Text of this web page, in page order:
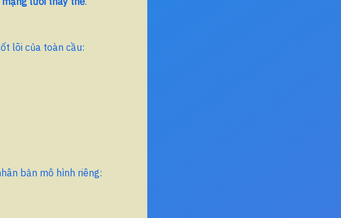
lõi của toàn cầu:
bản mô hình riêng: